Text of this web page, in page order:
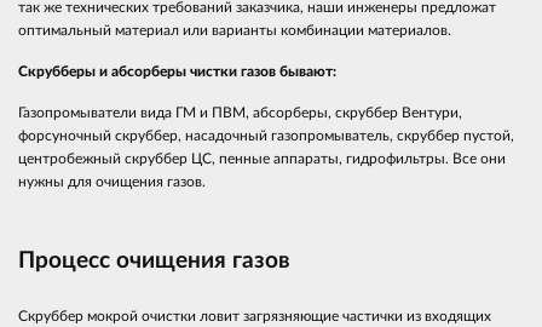
так же технических требований заказчика, наши инженеры предложат
оптимальный материал или варианты комбинации материалов.
Скрубберы и абсорберы чистки газов бывают:
Газопромыватели вида ГМ и ПВМ, абсорберы, скруббер Вентури,
форсуночный скруббер, насадочный газопромыватель, скруббер пустой,
центробежный скруббер ЦС, пенные аппараты, гидрофильтры. Все они
нужны для очищения газов.
Процесс очищения газов
Скруббер мокрой очистки ловит загрязняющие частички из входящих